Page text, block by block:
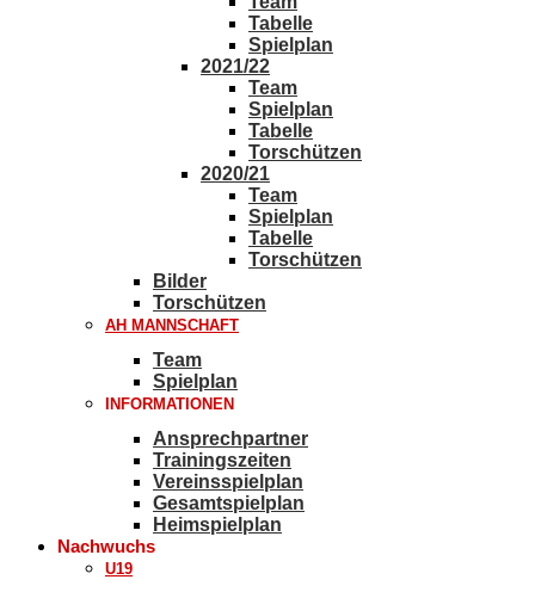
Tabelle
Spielplan
2021/22
Team
Spielplan
Tabelle
Torschützen
2020/21
Team
Spielplan
Tabelle
Torschützen
Bilder
Torschützen
AH MANNSCHAFT
Team
Spielplan
INFORMATIONEN
Ansprechpartner
Trainingszeiten
Vereinsspielplan
Gesamtspielplan
Heimspielplan
Nachwuchs
U19